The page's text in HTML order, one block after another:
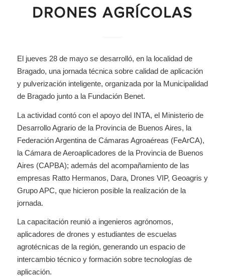
DRONES AGRÍCOLAS
El jueves 28 de mayo se desarrolló, en la localidad de
Bragado, una jornada técnica sobre calidad de aplicación
y pulverización inteligente, organizada por la Municipalidad
de Bragado junto a la Fundación Benet.
La actividad contó con el apoyo del INTA, el Ministerio de
Desarrollo Agrario de la Provincia de Buenos Aires, la
Federación Argentina de Cámaras Agroaéreas (FeArCA),
la Cámara de Aeroaplicadores de la Provincia de Buenos
Aires (CAPBA); además del acompañamiento de las
empresas Ratto Hermanos, Dara, Drones VIP, Geoagris y
Grupo APC, que hicieron posible la realización de la
jornada.
La capacitación reunió a ingenieros agrónomos,
aplicadores de drones y estudiantes de escuelas
agrotécnicas de la región, generando un espacio de
intercambio técnico y formación sobre tecnologías de
aplicación.